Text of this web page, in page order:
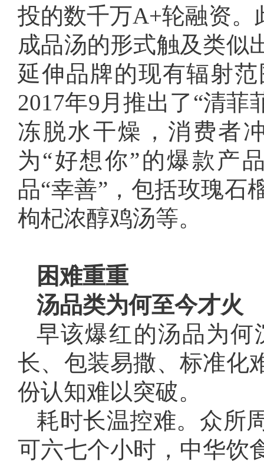
投的数千万A+轮融资。
成品汤的形式触及类似
延伸品牌的现有辐射
2017年9月推出了“清菲
冻脱水干燥，消费者
为“好想你”的爆款产
品“幸善”，包括玫瑰石
枸杞浓醇鸡汤等。
困难重重
汤品类为何至今才火
早该爆红的汤品为
长、包装易撒、标准化
份认知难以突破。
耗时长温控难。众所
可六七个小时，中华饮